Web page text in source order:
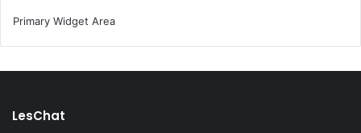
Primary Widget Area
LesChat